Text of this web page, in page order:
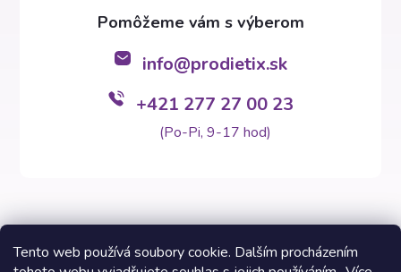
Tento web používá soubory cookie. Dalším procházením
info@prodietix.sk
+421 277 27 00 23
(Po-Pi, 9-17 hod)